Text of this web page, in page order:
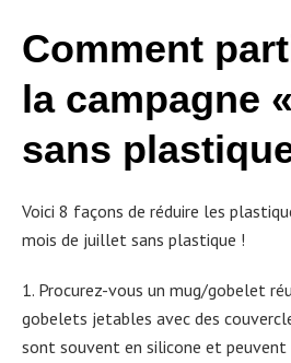
Comment
la campagne
sans
Voici 8 façons de réduire les
mois de juillet sans plastique !
1. Procurez-vous un mug/gobelet
gobelets jetables avec des
sont souvent en silicone et